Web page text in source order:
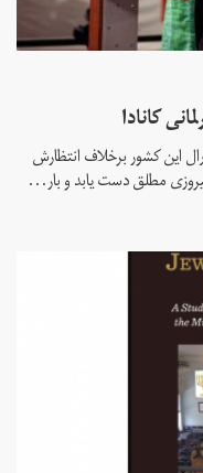
کانادا
این کشور برخلاف انتظارش
پیروزی مطلق دست یابد و بار...